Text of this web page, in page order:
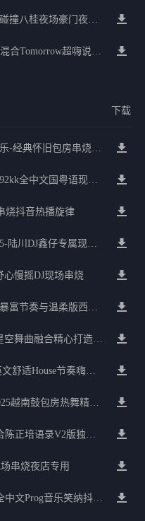
全国语ProgHouse携手打造慢摇碰撞八桂夜场豪门夜宴气氛小串
欣欣猪七夕气氛国粤House慢摇混合Tomorrow超嗨说唱英文House气氛
下载
中山Dj2索全中文全粤语Club音乐-经典怀旧包房串烧2025
Boiling100DEEP暖场私房串烧-92kk全中文国粤语现场舞曲
烧抖音热播旋律
全中文国粤语Club音乐串烧2025-陆川DJ鑫仔专属现场舞曲
心慢摇DJ现场串烧
国粤语ProgHouse双重奏金三角暴富节奏与温柔版西经串烧
国粤语Electro明知做戏阿衣莫星空舞曲融合精心打造不外传全修改私货中文嗨串
DJ阿超Remix现场舞曲串烧全英文舒适House节奏嗨到爆
DJTerri全英文House现场串烧2025越南鼓包房热舞精选版
中英文慢摇光头强趣味串烧混合陈正培语录v2版独家培少节奏
串烧夜店专用
父亲节经典怀旧老歌祝福联合全中文Prog音乐笑纳抖音慢摇至尊宝